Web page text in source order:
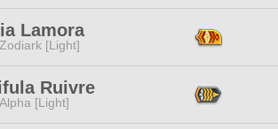
Lamora
Zodiark [Light]
Ruivre
Alpha [Light]